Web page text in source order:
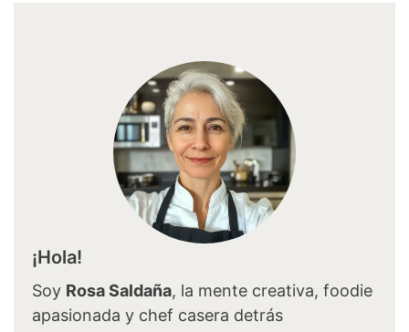
¡Hola!
Soy Rosa Saldaña, la mente creativa, foodie
apasionada y chef casera detrás